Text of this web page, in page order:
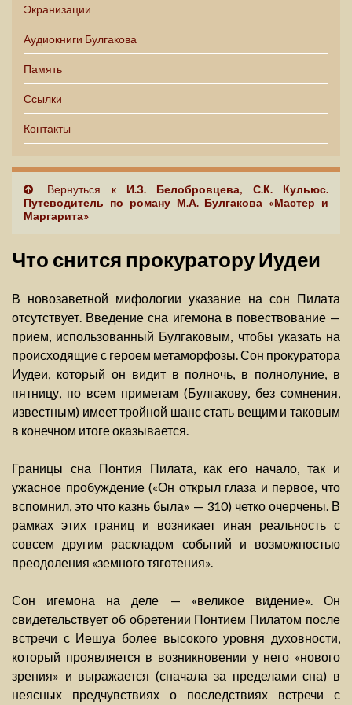
Экранизации
Аудиокниги Булгакова
Память
Ссылки
Контакты
Вернуться к И.З. Белобровцева, С.К. Кульюс.
Путеводитель по роману М.А. Булгакова «Мастер и
Маргарита»
Что снится прокуратору Иудеи
В новозаветной мифологии указание на сон Пилата
отсутствует. Введение сна игемона в повествование —
прием, использованный Булгаковым, чтобы указать на
происходящие с героем метаморфозы. Сон прокуратора
Иудеи, который он видит в полночь, в полнолуние, в
пятницу, по всем приметам (Булгакову, без сомнения,
известным) имеет тройной шанс стать вещим и таковым
в конечном итоге оказывается.
Границы сна Понтия Пилата, как его начало, так и
ужасное пробуждение («Он открыл глаза и первое, что
вспомнил, это что казнь была» — 310) четко очерчены. В
рамках этих границ и возникает иная реальность с
совсем другим раскладом событий и возможностью
преодоления «земного тяготения».
Сон игемона на деле — «великое ви́дение». Он
свидетельствует об обретении Понтием Пилатом после
встречи с Иешуа более высокого уровня духовности,
который проявляется в возникновении у него «нового
зрения» и выражается (сначала за пределами сна) в
неясных предчувствиях о последствиях встречи с